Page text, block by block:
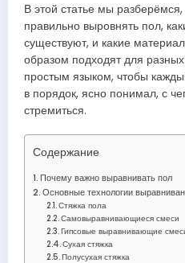
В этой статье мы
правильно выровнять пол,
существуют, и какие
образом подходят для
простым языком, чтобы
в порядок, ясно понимал, с
стремиться.
Содержание
Почему важно выравнивать пол
Основные технологии
Стяжка пола
Самовыравнивающиеся смеси
Гипсовые выравнивающие
Сухая стяжка
Полусухая стяжка